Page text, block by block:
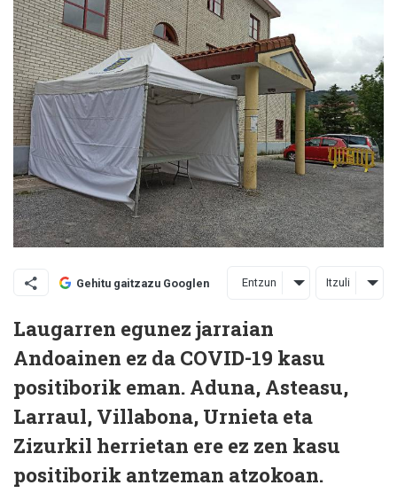
Gehitu gaitzazu Googlen Entzun Itzuli
Laugarren egunez jarraian
Andoainen ez da COVID-19 kasu
positiborik eman. Aduna, Asteasu,
Larraul, Villabona, Urnieta eta
Zizurkil herrietan ere ez zen kasu
positiborik antzeman atzokoan.